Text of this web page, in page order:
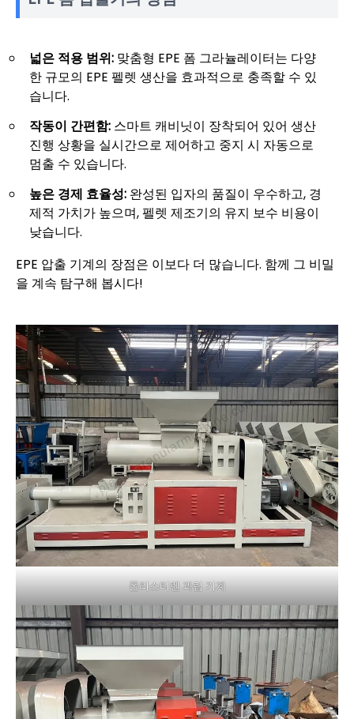
넓은 적용 범위: 맞춤형 EPE 폼 그라뉼레이터는 다양
한 규모의 EPE 펠렛 생산을 효과적으로 충족할 수 있
습니다.
작동이 간편함: 스마트 캐비닛이 장착되어 있어 생산
진행 상황을 실시간으로 제어하고 중지 시 자동으로
멈출 수 있습니다.
높은 경제 효율성: 완성된 입자의 품질이 우수하고, 경
제적 가치가 높으며, 펠렛 제조기의 유지 보수 비용이
낮습니다.
EPE 압출 기계의 장점은 이보다 더 많습니다. 함께 그 비밀
을 계속 탐구해 봅시다!
폴리스티렌 과립 기계